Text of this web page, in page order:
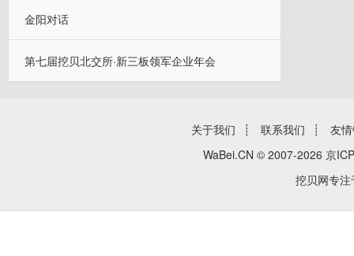
金阳对话
第七届挖贝北交所·新三板领军企业年会
关于我们 ┊ 联系我们 ┊
友
WaBei.CN © 2007-2026 京
挖贝网专